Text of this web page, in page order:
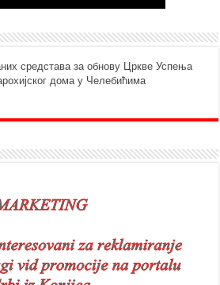
средстава за обнову Цркве Успења
дома у Челебићима